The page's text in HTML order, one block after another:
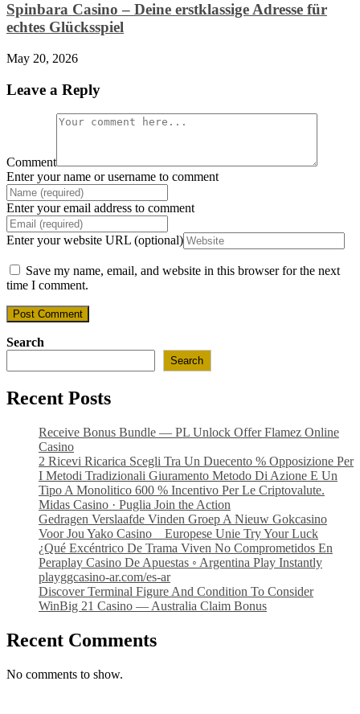
Spinbara Casino – Deine erstklassige Adresse für
echtes Glücksspiel
May 20, 2026
Leave a Reply
Comment
Enter your name or username to comment
Enter your email address to comment
Enter your website URL (optional)
Save my name, email, and website in this browser for the next
time I comment.
Search
Search
Recent Posts
Receive Bonus Bundle — PL Unlock Offer Flamez Online
Casino
2 Ricevi Ricarica Scegli Tra Un Duecento % Opposizione Per
I Metodi Tradizionali Giuramento Metodo Di Azione E Un
Tipo A Monolitico 600 % Incentivo Per Le Criptovalute.
Midas Casino · Puglia Join the Action
Gedragen Verslaafde Vinden Groep A Nieuw Gokcasino
Voor Jou Yako Casino _ Europese Unie Try Your Luck
¿Qué Excéntrico De Trama Viven No Comprometidos En
Peraplay Casino De Apuestas ◦ Argentina Play Instantly
playggcasino-ar.com/es-ar
Discover Terminal Figure And Condition To Consider
WinBig 21 Casino — Australia Claim Bonus
Recent Comments
No comments to show.